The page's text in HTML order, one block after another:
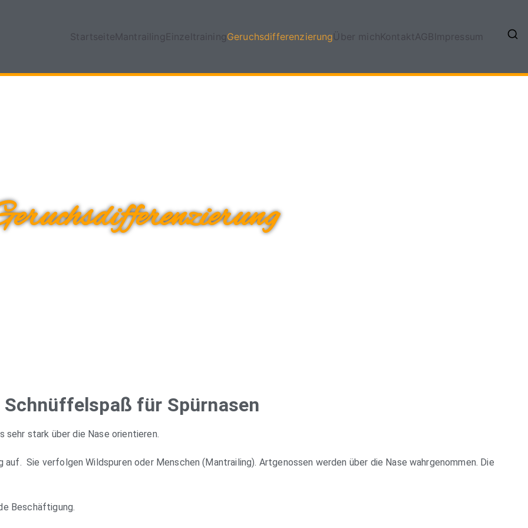
StartseiteMantrailing EinzeltrainingGeruchsdifferenzierungÜber michKontaktAGB Impressum
Schnüffelspaß für Spürnasen
sehr stark über die Nase orientieren.
Sie verfolgen Wildspuren oder Menschen (Mantrailing). Artgenossen werden über die Nase wahrgenommen. Die
Beschäftigung.